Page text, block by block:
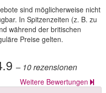
sind möglicherweise nicht
In Spitzenzeiten (z. B. zu
während der britischen
Preise gelten.
– 10rezensionen
Weitere Bewertungen